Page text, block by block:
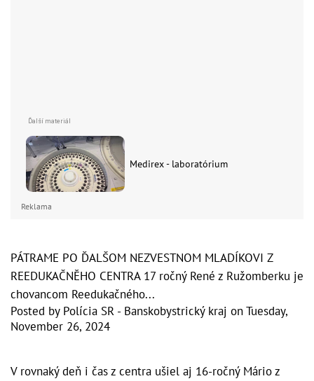
Medirex - laboratórium
Reklama
PÁTRAME PO ĎALŠOM NEZVESTNOM MLADÍKOVI Z
REEDUKAČNĚHO CENTRA 17 ročný René z Ružomberku je
chovancom Reedukačného...
Posted by Polícia SR - Banskobystrický kraj onTuesday,
November 26, 2024
V rovnaký deň i čas z centra ušiel aj 16-ročný Mário z